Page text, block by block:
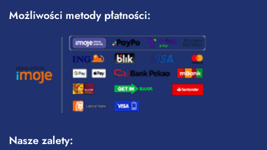
Możliwości metody płatności:
Nasze zalety: